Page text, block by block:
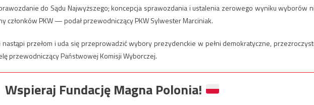
do Sądu Najwyższego; koncepcja sprawozdania i ustalenia zerowego wyniku wyborów
członków PKW — podał przewodniczący PKW Sylwester Marciniak.
przełom i uda się przeprowadzić wybory prezydenckie w pełni demokratyczne,
przewodniczący Państwowej Komisji Wyborczej.
Wspieraj Fundację Magna Polonia!